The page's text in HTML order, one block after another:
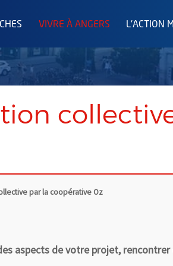
VIVRE À ANGERS L'ACTION
par la coopérative Oz
aspects de votre projet,